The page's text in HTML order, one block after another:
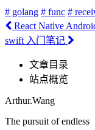
# golang # func #
React Native
swift 入门笔记
文章目录
站点概览
Arthur.Wang
The pursuit of endless